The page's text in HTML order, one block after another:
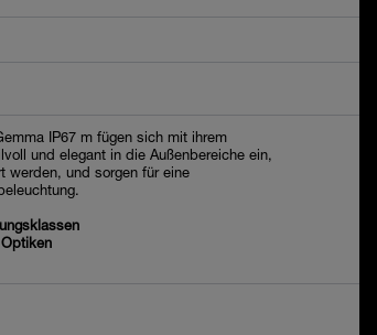
IP67 m fügen sich mit ihrem
und elegant in die Außenbereiche ein,
werden, und sorgen für eine